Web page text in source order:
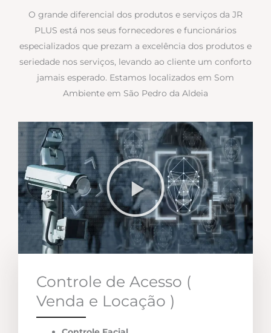
O grande diferencial dos produtos e serviços da JR
PLUS está nos seus fornecedores e funcionários
especializados que prezam a excelência dos produtos e
seriedade nos serviços, levando ao cliente um conforto
jamais esperado. Estamos localizados em Som
Ambiente em São Pedro da Aldeia
Controle de Acesso (
Venda e Locação )